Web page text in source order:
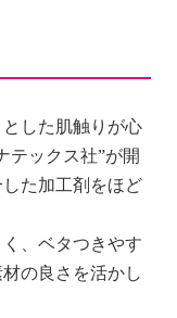
した肌触りが心
テックス社”が開
た加工剤をほど
、ベタつきやす
の良さを活かし